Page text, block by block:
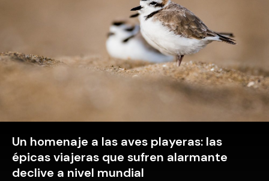
Un homenaje a las aves playeras: las
épicas viajeras que sufren alarmante
declive a nivel mundial